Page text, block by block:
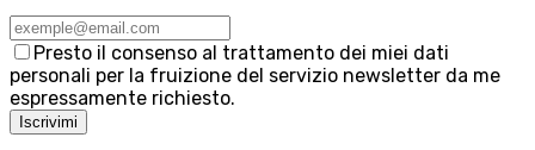
Presto il consenso al trattamento dei miei dati
personali per la fruizione del servizio newsletter da me
espressamente richiesto.
Iscrivimi